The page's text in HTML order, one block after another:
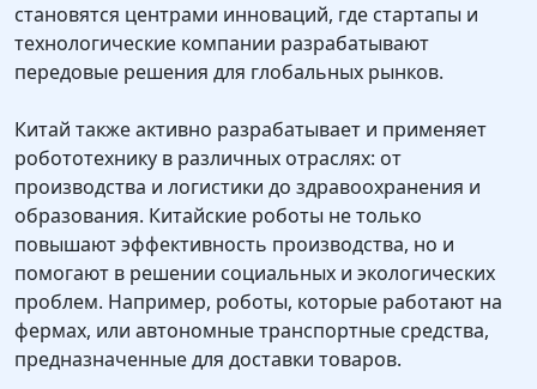
становятся центрами инноваций, где стартапы и
технологические компании разрабатывают
передовые решения для глобальных рынков.
Китай также активно разрабатывает и применяет
робототехнику в различных отраслях: от
производства и логистики до здравоохранения и
образования. Китайские роботы не только
повышают эффективность производства, но и
помогают в решении социальных и экологических
проблем. Например, роботы, которые работают на
фермах, или автономные транспортные средства,
предназначенные для доставки товаров.